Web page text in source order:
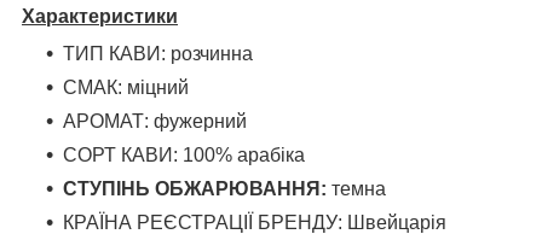
Характеристики
ТИП КАВИ: розчинна
СМАК: міцний
АРОМАТ: фужерний
СОРТ КАВИ: 100% арабіка
СТУПІНЬ ОБЖАРЮВАННЯ: темна
КРАЇНА РЕЄСТРАЦІЇ БРЕНДУ: Швейцарія